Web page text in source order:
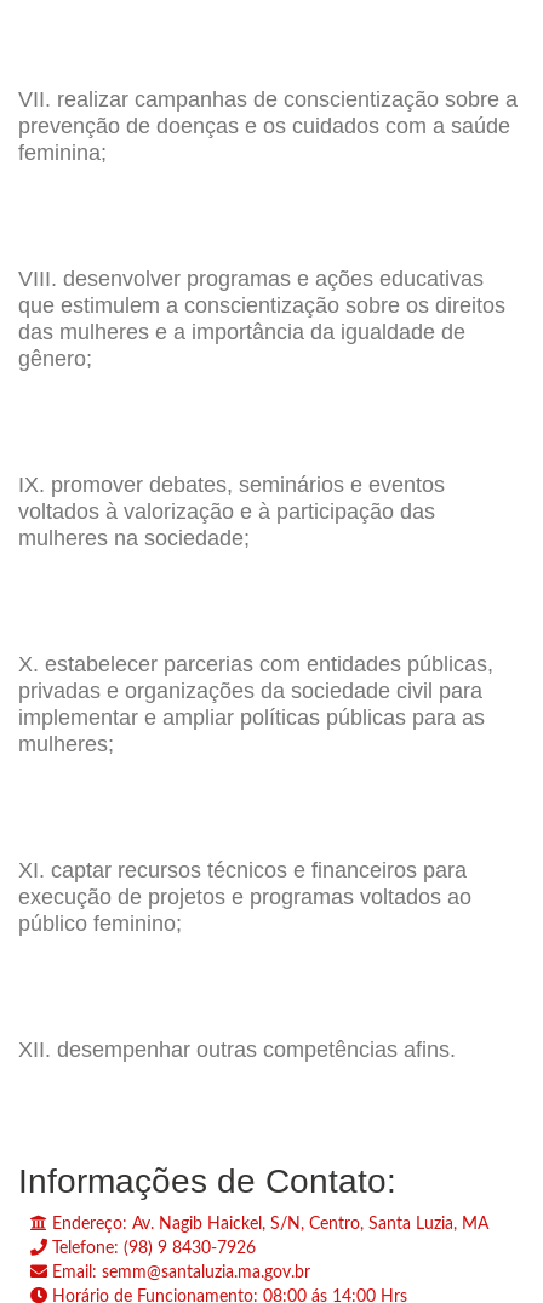
VII. realizar campanhas de conscientização sobre a
prevenção de doenças e os cuidados com a saúde
feminina;
VIII. desenvolver programas e ações educativas
que estimulem a conscientização sobre os direitos
das mulheres e a importância da igualdade de
gênero;
IX. promover debates, seminários e eventos
voltados à valorização e à participação das
mulheres na sociedade;
X. estabelecer parcerias com entidades públicas,
privadas e organizações da sociedade civil para
implementar e ampliar políticas públicas para as
mulheres;
XI. captar recursos técnicos e financeiros para
execução de projetos e programas voltados ao
público feminino;
XII. desempenhar outras competências afins.
Informações de Contato:
Endereço: Av. Nagib Haickel, S/N, Centro, Santa Luzia, MA
Telefone: (98) 9 8430-7926
Email: semm@santaluzia.ma.gov.br
Horário de Funcionamento: 08:00 ás 14:00 Hrs